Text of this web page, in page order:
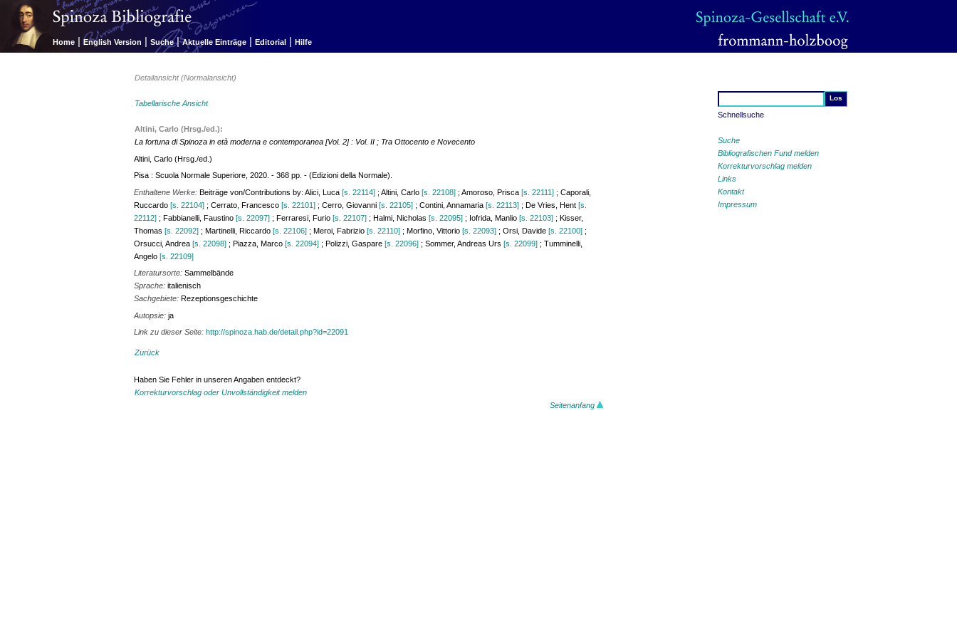
Home | English Version | Suche | Aktuelle Einträge | Editorial | Hilfe
Schnellsuche
Suche
Bibliografischen Fund melden
Korrekturvorschlag melden
Links
Kontakt
Impressum
Detailansicht (Normalansicht)
Tabellarische Ansicht
Altini, Carlo (Hrsg./ed.):
La fortuna di Spinoza in età moderna e contemporanea [Vol. 2] : Vol. II ; Tra Ottocento e Novecento
Altini, Carlo (Hrsg./ed.)
Pisa : Scuola Normale Superiore, 2020. - 368 pp. - (Edizioni della Normale).
Enthaltene Werke:Beiträge von/Contributions by: Alici, Luca[s. 22114] ; Altini, Carlo[s. 22108] ; Amoroso, Prisca[s. 22111] ; Caporali,
Ruccardo[s. 22104] ; Cerrato, Francesco[s. 22101] ; Cerro, Giovanni[s. 22105] ; Contini, Annamaria[s. 22113] ; De Vries, Hent[s.
22112] ; Fabbianelli, Faustino[s. 22097] ; Ferraresi, Furio[s. 22107] ; Halmi, Nicholas[s. 22095] ; Iofrida, Manlio[s. 22103] ; Kisser,
Thomas[s. 22092] ; Martinelli, Riccardo[s. 22106] ; Meroi, Fabrizio[s. 22110] ; Morfino, Vittorio[s. 22093] ; Orsi, Davide[s. 22100] ;
Orsucci, Andrea[s. 22098] ; Piazza, Marco[s. 22094] ; Polizzi, Gaspare[s. 22096] ; Sommer, Andreas Urs[s. 22099] ; Tumminelli,
Angelo[s. 22109]
Literatursorte:Sammelbände
Sprache:italienisch
Sachgebiete:Rezeptionsgeschichte
Autopsie:ja
Link zu dieser Seite:http://spinoza.hab.de/detail.php?id=22091
Zurück
Haben Sie Fehler in unseren Angaben entdeckt?
Korrekturvorschlag oder Unvollständigkeit melden
Seitenanfang